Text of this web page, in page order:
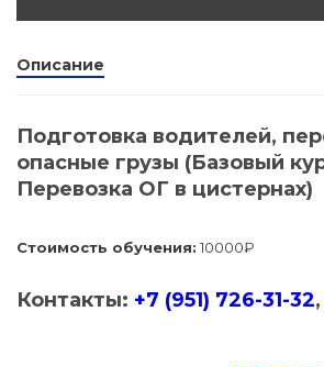
Описание
Подготовка водителей,
опасные грузы (Базовый
Перевозка ОГ в цистернах)
Стоимость обучения: 10000₽
Контакты: +7 (951) 726-31-32,